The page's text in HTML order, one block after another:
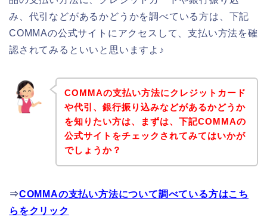
み、代引などがあるかどうかを調べている方は、下記
COMMAの公式サイトにアクセスして、支払い方法を確
認されてみるといいと思いますよ♪
COMMAの支払い方法にクレジットカード
や代引、銀行振り込みなどがあるかどうか
を知りたい方は、まずは、下記COMMAの
公式サイトをチェックされてみてはいかが
でしょうか？
⇒COMMAの支払い方法について調べている方はこち
らをクリック